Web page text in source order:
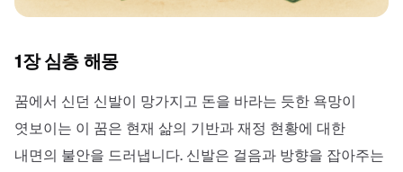
1장 심층 해몽
꿈에서 신던 신발이 망가지고 돈을 바라는 듯한 욕망이
엿보이는 이 꿈은 현재 삶의 기반과 재정 현황에 대한
내면의 불안을 드러냅니다. 신발은 걸음과 방향을 잡아주는